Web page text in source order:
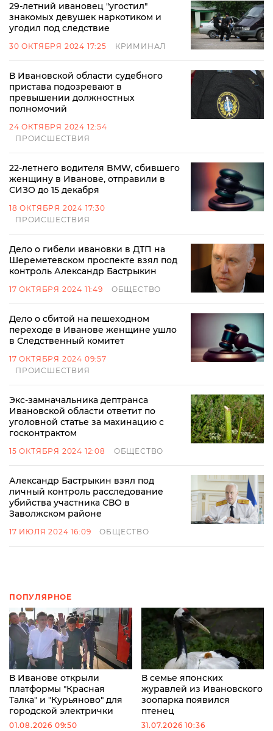
29-летний ивановец "угостил"
знакомых девушек наркотиком и
угодил под следствие
30 ОКТЯБРЯ 2024 17:25 КРИМИНАЛ
В Ивановской области судебного
пристава подозревают в
превышении должностных
полномочий
24 ОКТЯБРЯ 2024 12:54
ПРОИСШЕСТВИЯ
22-летнего водителя BMW, сбившего
женщину в Иванове, отправили в
СИЗО до 15 декабря
18 ОКТЯБРЯ 2024 17:30
ПРОИСШЕСТВИЯ
Дело о гибели ивановки в ДТП на
Шереметевском проспекте взял под
контроль Александр Бастрыкин
17 ОКТЯБРЯ 2024 11:49 ОБЩЕСТВО
Дело о сбитой на пешеходном
переходе в Иванове женщине ушло
в Следственный комитет
17 ОКТЯБРЯ 2024 09:57
ПРОИСШЕСТВИЯ
Экс-замначальника дептранса
Ивановской области ответит по
уголовной статье за махинацию с
госконтрактом
15 ОКТЯБРЯ 2024 12:08 ОБЩЕСТВО
Александр Бастрыкин взял под
личный контроль расследование
убийства участника СВО в
Заволжском районе
17 ИЮЛЯ 2024 16:09 ОБЩЕСТВО
ПОПУЛЯРНОЕ
В Иванове открыли
платформы "Красная
Талка" и "Курьяново" для
городской электрички
01.08.2026 09:50
В семье японских
журавлей из Ивановского
зоопарка появился
птенец
31.07.2026 10:36